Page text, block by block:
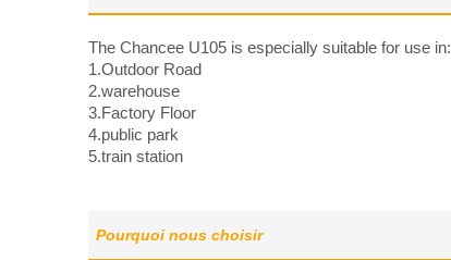
The Chancee U105 is especially suitable for use in:
1.Outdoor Road
2.warehouse
3.Factory Floor
4.public park
5.train station
Pourquoi nous choisir